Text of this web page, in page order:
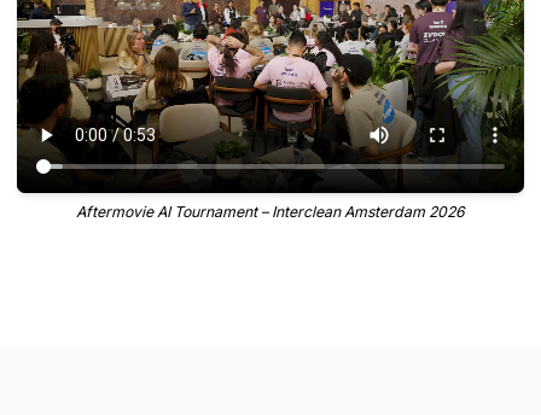
Aftermovie AI Tournament – Interclean Amsterdam 2026